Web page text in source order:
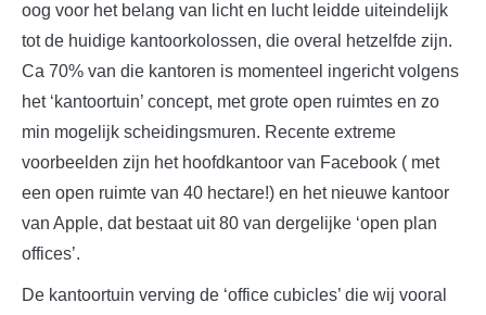
oog voor het belang van licht en lucht leidde uiteindelijk
tot de huidige kantoorkolossen, die overal hetzelfde zijn.
Ca 70% van die kantoren is momenteel ingericht volgens
het ‘kantoortuin’ concept, met grote open ruimtes en zo
min mogelijk scheidingsmuren. Recente extreme
voorbeelden zijn het hoofdkantoor van Facebook ( met
een open ruimte van 40 hectare!) en het nieuwe kantoor
van Apple, dat bestaat uit 80 van dergelijke ‘open plan
offices’.
De kantoortuin verving de ‘office cubicles’ die wij vooral